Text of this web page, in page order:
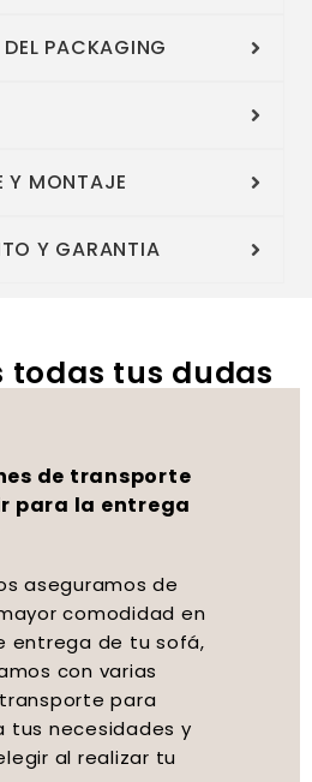
PACKAGING
Y MONTAJE
Y GARANTIA
todas tus dudas
de transporte
para la entrega
aseguramos de
comodidad en
entrega de tu sofá,
con varias
para
tus necesidades y
al realizar tu